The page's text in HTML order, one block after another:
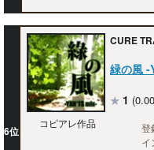
6位
コピアレ作品
CURE
緑の風 -
★ 1
登
イ